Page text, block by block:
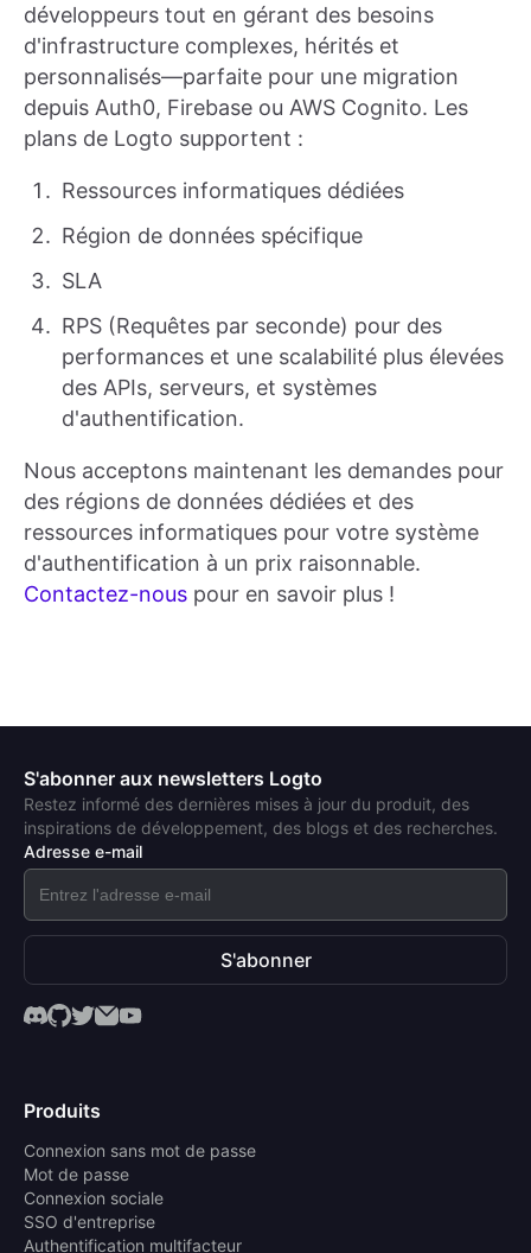
développeurs tout en gérant des besoins
d'infrastructure complexes, hérités et
personnalisés—parfaite pour une migration
depuis Auth0, Firebase ou AWS Cognito. Les
plans de Logto supportent :
Ressources informatiques dédiées
Région de données spécifique
SLA
RPS (Requêtes par seconde) pour des
performances et une scalabilité plus élevées
des APIs, serveurs, et systèmes
d'authentification.
Nous acceptons maintenant les demandes pour
des régions de données dédiées et des
ressources informatiques pour votre système
d'authentification à un prix raisonnable.
Contactez-nous pour en savoir plus !
S'abonner aux newsletters Logto
Restez informé des dernières mises à jour du produit, des
inspirations de développement, des blogs et des recherches.
Adresse e-mail
S'abonner
Produits
Connexion sans mot de passe
Mot de passe
Connexion sociale
SSO d'entreprise
Authentification multifacteur